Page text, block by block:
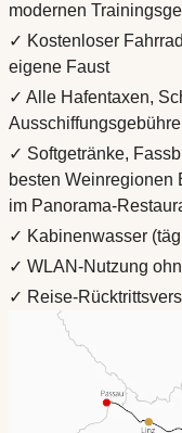
modernen
✓ Kostenloser
eigene Faust
✓ Alle Hafentaxen,
✓ Softgetränke,
besten Weinregionen
im Panorama-
✓ Kabinenwasser
✓ WLAN-Nutzung
✓ Reise-